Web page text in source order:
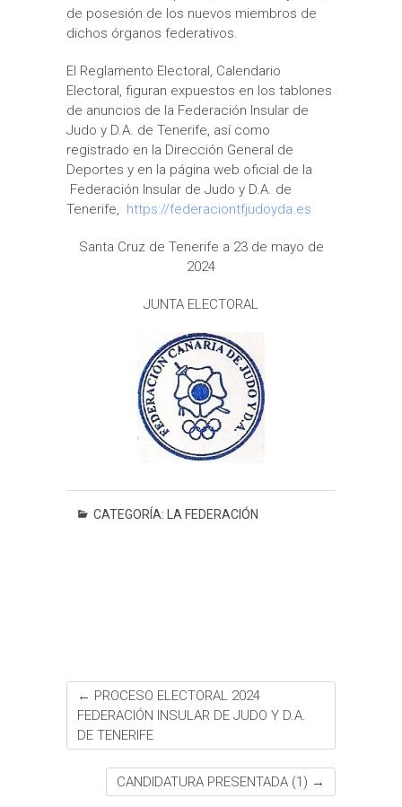
de posesión de los nuevos miembros de
dichos órganos federativos.
El Reglamento Electoral, Calendario
Electoral, figuran expuestos en los tablones
de anuncios de la Federación Insular de
Judo y D.A. de Tenerife, así como
registrado en la Dirección General de
Deportes y en la página web oficial de la
Federación Insular de Judo y D.A. de
Tenerife, https://federaciontfjudoyda.es
Santa Cruz de Tenerife a 23 de mayo de
2024
JUNTA ELECTORAL
CATEGORÍA: LA FEDERACIÓN
← PROCESO ELECTORAL 2024
FEDERACIÓN INSULAR DE JUDO Y D.A.
DE TENERIFE
CANDIDATURA PRESENTADA (1) →